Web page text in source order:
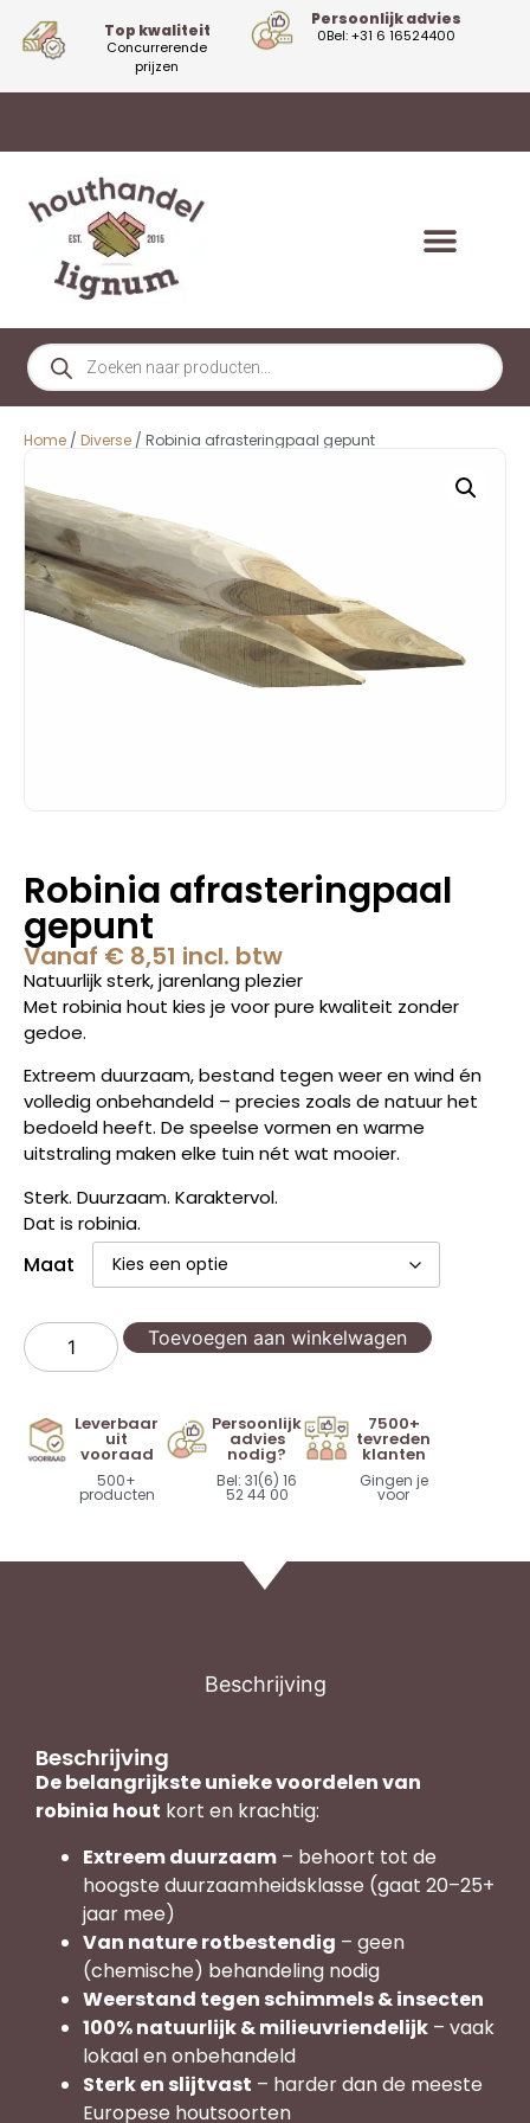
Top kwaliteit
Concurrerende
prijzen
Persoonlijk advies
0Bel: +31 6 16524400
Home / Diverse / Robinia afrasteringpaal gepunt
Robinia afrasteringpaal
gepunt
Vanaf € 8,51 incl. btw
Natuurlijk sterk, jarenlang plezier
Met robinia hout kies je voor pure kwaliteit zonder
gedoe.
Extreem duurzaam, bestand tegen weer en wind én
volledig onbehandeld – precies zoals de natuur het
bedoeld heeft. De speelse vormen en warme
uitstraling maken elke tuin nét wat mooier.
Sterk. Duurzaam. Karaktervol.
Dat is robinia.
Maat
Toevoegen aan winkelwagen
Leverbaar
uit
vooraad
500+
producten
Persoonlijk
advies
nodig?
Bel: 31(6) 16
52 44 00
7500+
tevreden
klanten
Gingen je
voor
Beschrijving
Beschrijving
De belangrijkste unieke voordelen van
robinia hout kort en krachtig:
Extreem duurzaam – behoort tot de
hoogste duurzaamheidsklasse (gaat 20–25+
jaar mee)
Van nature rotbestendig – geen
(chemische) behandeling nodig
Weerstand tegen schimmels & insecten
100% natuurlijk & milieuvriendelijk – vaak
lokaal en onbehandeld
Sterk en slijtvast – harder dan de meeste
Europese houtsoorten